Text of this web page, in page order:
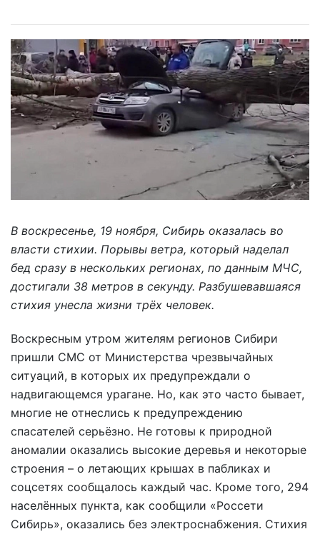
В воскресенье, 19 ноября, Сибирь оказалась во
власти стихии. Порывы ветра, который наделал
бед сразу в нескольких регионах, по данным МЧС,
достигали 38 метров в секунду. Разбушевавшаяся
стихия унесла жизни трёх человек.
Воскресным утром жителям регионов Сибири
пришли СМС от Министерства чрезвычайных
ситуаций, в которых их предупреждали о
надвигающемся урагане. Но, как это часто бывает,
многие не отнеслись к предупреждению
спасателей серьёзно. Не готовы к природной
аномалии оказались высокие деревья и некоторые
строения – о летающих крышах в пабликах и
соцсетях сообщалось каждый час. Кроме того, 294
населённых пункта, как сообщили «Россети
Сибирь», оказались без электроснабжения. Стихия